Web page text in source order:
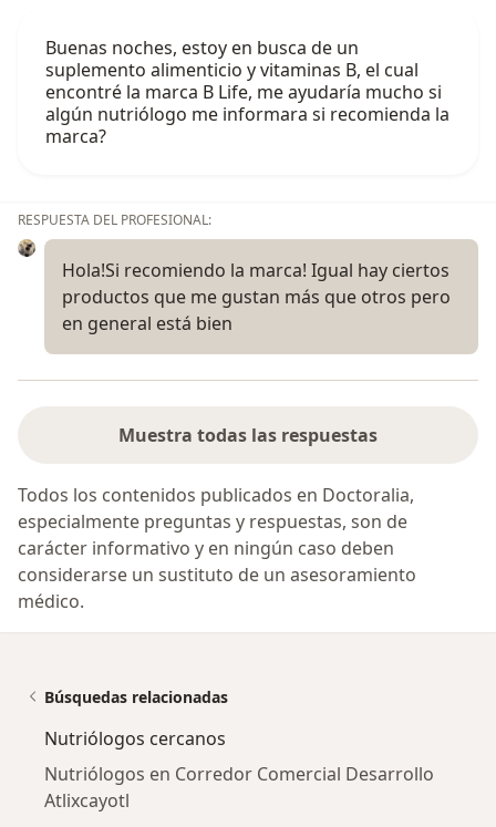
Buenas noches, estoy en busca de un
suplemento alimenticio y vitaminas B, el cual
encontré la marca B Life, me ayudaría mucho si
algún nutriólogo me informara si recomienda la
marca?
RESPUESTA DEL PROFESIONAL:
Hola!Si recomiendo la marca! Igual hay ciertos
productos que me gustan más que otros pero
en general está bien
Muestra todas las respuestas
Todos los contenidos publicados en Doctoralia,
especialmente preguntas y respuestas, son de
carácter informativo y en ningún caso deben
considerarse un sustituto de un asesoramiento
médico.
Búsquedas relacionadas
Nutriólogos cercanos
Nutriólogos en Corredor Comercial Desarrollo
Atlixcayotl